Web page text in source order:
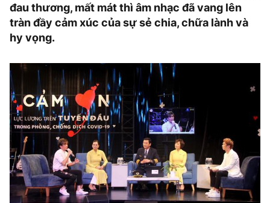
đau thương, mất mát thì âm nhạc đã vang lên
tràn đầy cảm xúc của sự sẻ chia, chữa lành và
hy vọng.